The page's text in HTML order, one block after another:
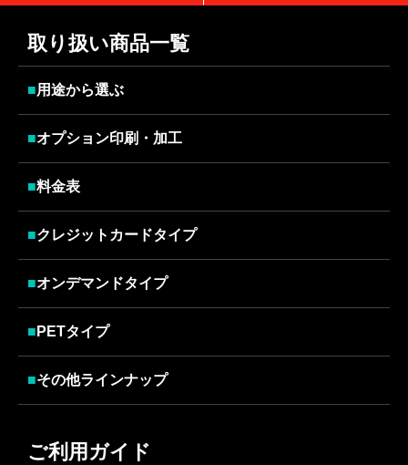
取り扱い商品一覧
■用途から選ぶ
■オプション印刷・加工
■料金表
■クレジットカードタイプ
■オンデマンドタイプ
■ PETタイプ
■その他ラインナップ
ご利用ガイド